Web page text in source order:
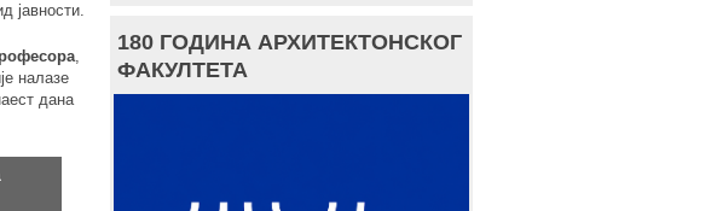
јавности.
,
налазе
дана
180 ГОДИНА АРХИТЕКТОНСКОГ
ФАКУЛТЕТА